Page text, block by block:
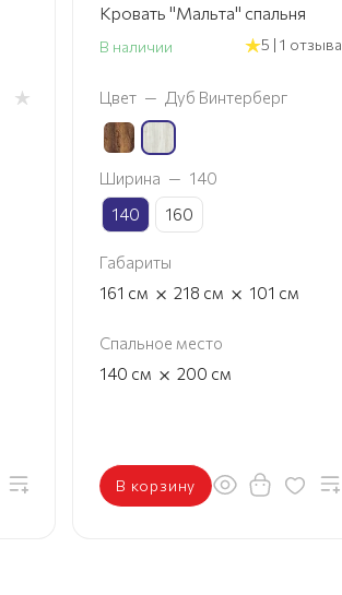
Кровать "Мальта" спальня
В наличии 5 | 1 отзыва
Цвет — Дуб Винтерберг
Ширина — 140
140
160
Габариты
161 см × 218 см × 101 см
Спальное место
140 см × 200 см
В корзину